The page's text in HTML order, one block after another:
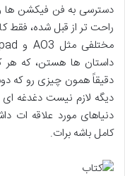
دسترسی به فن فیکشن ها و
راحت تر از قبل شده، فقط
داستان ها هستن، که هر
دقیقاً همون چیزی رو که
دیگه لازم نیست دغدغه ای
دنیاهای مورد علاقه ات
کامل باشه برات.